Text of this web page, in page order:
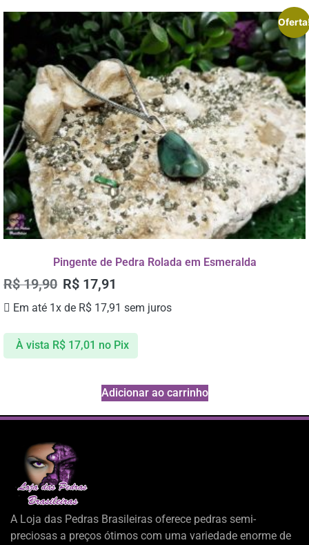
Pingente de Pedra Rolada em Esmeralda
R$19,90 R$ 17,91
Em até 1x de R$ 17,91 sem juros
À vista R$17,01 no Pix
Adicionar ao carrinho
A Loja das Pedras Brasileiras oferece pedras semi-
preciosas a preços ótimos com uma variedade enorme de